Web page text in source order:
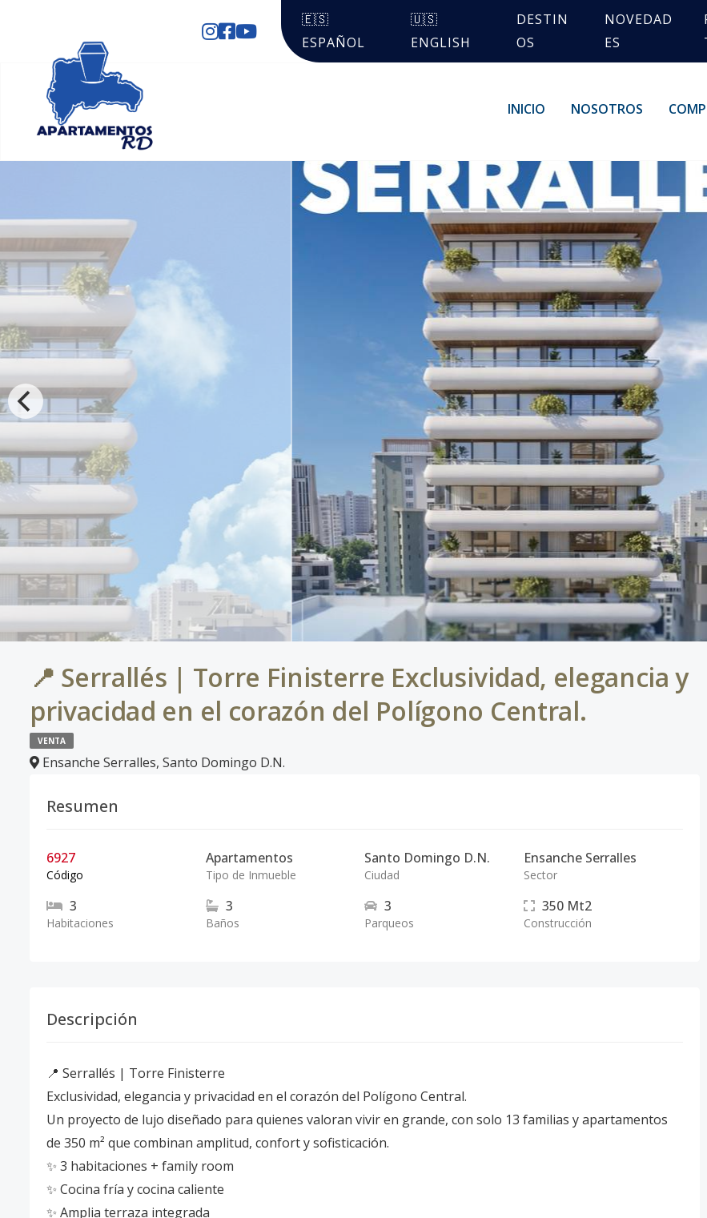
🇪🇸
ESPAÑOL
🇺🇸
ENGLISH
DESTIN
OS
NOVEDAD
ES
INICIO NOSOTROS
📍 Serrallés | Torre Finisterre Exclusividad, elegancia y
privacidad en el corazón del Polígono Central.
VENTA
Ensanche Serralles, Santo Domingo D.N.
Resumen
6927
Código
Apartamentos
Tipo de Inmueble
Santo Domingo D.N.
Ciudad
Ensanche Serralles
Sector
3
Habitaciones
3
Baños
3
Parqueos
350 Mt2
Construcción
Descripción
📍 Serrallés | Torre Finisterre
Exclusividad, elegancia y privacidad en el corazón del Polígono Central.
Un proyecto de lujo diseñado para quienes valoran vivir en grande, con solo 13 familias y apartamentos
de 350 m² que combinan amplitud, confort y sofisticación.
✨ 3 habitaciones + family room
✨ Cocina fría y cocina caliente
✨ Amplia terraza integrada